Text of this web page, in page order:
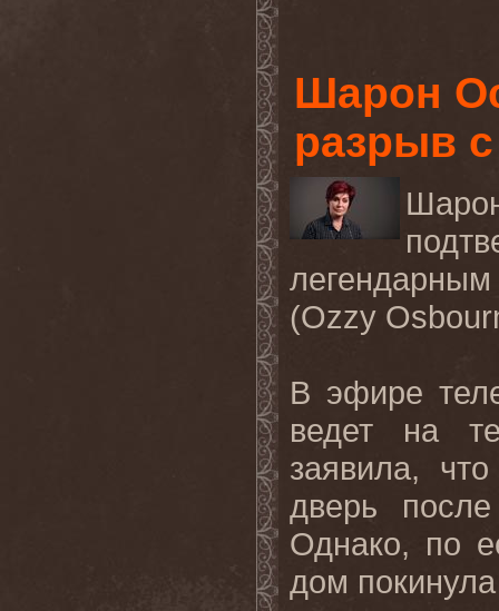
Шарон
разрыв
(Ozzy
В эфире
ведет на
заявила,
дверь
Однако, по
дом